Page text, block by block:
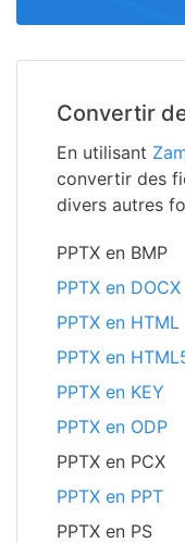
Convertir
En utilisant
convertir des
divers autres
PPTX en BMP
PPTX en DOCX
PPTX en HTML
PPTX en
PPTX en KEY
PPTX en ODP
PPTX en PCX
PPTX en PPT
PPTX en PS